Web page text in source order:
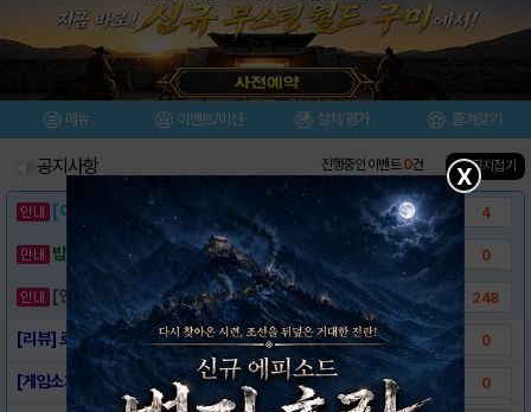
메뉴 이벤트/미션 설치/평가 즐겨찾기
공지사항 진행중인 이벤트0건 ▲ 공지접기
[이벤트] 웃음으로 매일매일 해피! 유머 게시.. 4
밥알이의 헝앱통신 ⑲ “밥알이, 드디어 멀티를.. 0
[안내] 헝그리앱 필수 상식! 밥알 획득 안내.. 248
[리뷰] 로망의 세계정복 for kakao 0
[게임소개] - 로망의 세계정복 for kak.. 0
X